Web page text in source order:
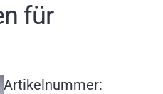
für
Artikelnummer: